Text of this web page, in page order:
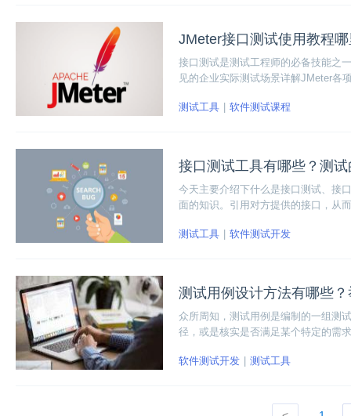
JMeter接口测试使用教程
接口测试是测试工程师的必备技能之
见的企业实际测试场景详解JMeter各
测试工具
软件测试课程
接口测试工具有哪些？测
今天主要介绍下什么是接口测试、接
面的知识。引用对方提供的接口，从
测试工具 软件测试开发
测试用例设计方法有哪些
众所周知，测试用例是编制的一组测
径，或是核实是否满足某个特定的需
重讲讲这常用的五种方法。
软件测试开发 测试工具